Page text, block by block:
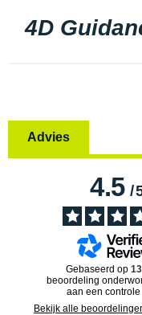
4D
Advies
4.5/
Gebaseerd op 13
beoordeling
aan een controle
Bekijk alle